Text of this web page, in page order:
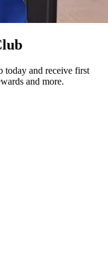
and receive first
and more.